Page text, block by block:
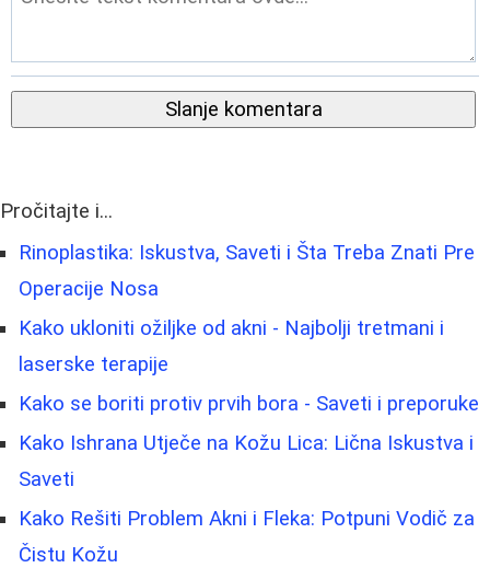
Slanje komentara
Pročitajte i...
Rinoplastika: Iskustva, Saveti i Šta Treba Znati Pre
Operacije Nosa
Kako ukloniti ožiljke od akni - Najbolji tretmani i
laserske terapije
Kako se boriti protiv prvih bora - Saveti i preporuke
Kako Ishrana Utječe na Kožu Lica: Lična Iskustva i
Saveti
Kako Rešiti Problem Akni i Fleka: Potpuni Vodič za
Čistu Kožu